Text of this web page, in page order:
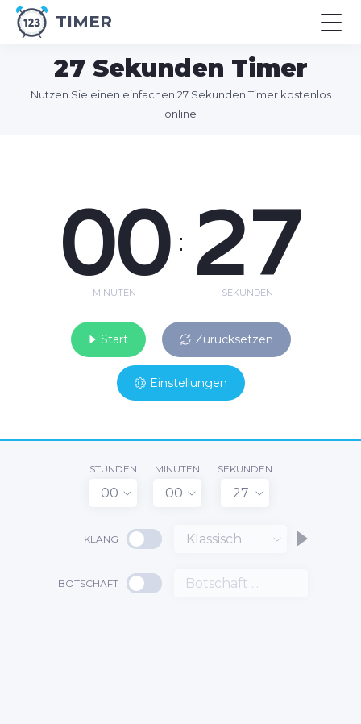
TIMER
27 Sekunden Timer
Nutzen Sie einen einfachen 27 Sekunden Timer kostenlos
online
00
MINUTEN
: 27
SEKUNDEN
Start Zurücksetzen
Einstellungen
STUNDEN
00
MINUTEN
00
SEKUNDEN
27
KLANG Klassisch
BOTSCHAFT